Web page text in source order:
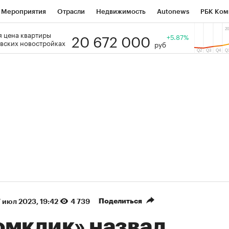
Мероприятия Отрасли Недвижимость Autonews РБК
РБК Образование Тренды
цена квартиры
новостройках
20 672 000 руб
+5.87%
июл 2023, 19:42 4 739 Поделиться